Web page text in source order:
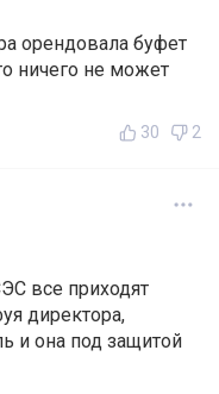
орендовала буфет
ничего не может
30 2
все приходят
директора,
и она под защитой